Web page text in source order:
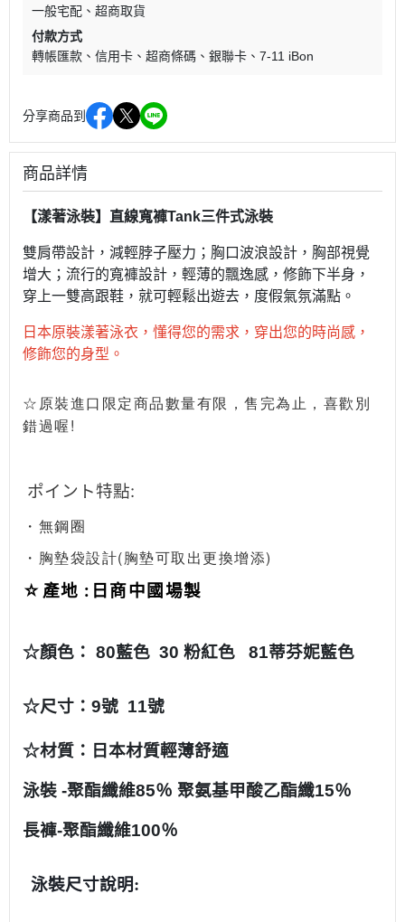
一般宅配
超商取貨
付款方式
轉帳匯款
信用卡 超商條碼 銀聯卡 7-11 iBon
分享商品到
商品詳情
【漾著泳裝】直線寬褲Tank三件式泳裝
雙肩帶設計，減輕脖子壓力；胸口波浪設計，胸部視覺
增大；流行的寬褲設計，輕薄的飄逸感，修飾下半身，
穿上一雙高跟鞋，就可輕鬆出遊去，度假氣氛滿點。
日本原裝漾著泳衣， 懂得您的需求， 穿出您的時尚感，
修飾您的身型。
☆原裝進口限定商品數量有限，售完為止，喜歡別
錯過喔!
ポイント特點:
・無鋼圈
・胸墊袋設計(胸墊可取出更換增添)
☆產地 :日商中國場製
☆顏色： 80藍色 30 粉紅色 81蒂芬妮藍色
☆尺寸：9號 11號
☆材質：日本材質輕薄舒適
泳裝 -聚酯纖維85％ 聚氨基甲酸乙酯纖15％
長褲-聚酯纖維100％
泳裝尺寸說明: